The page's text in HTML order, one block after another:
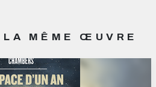
LA MÊME ŒUVRE